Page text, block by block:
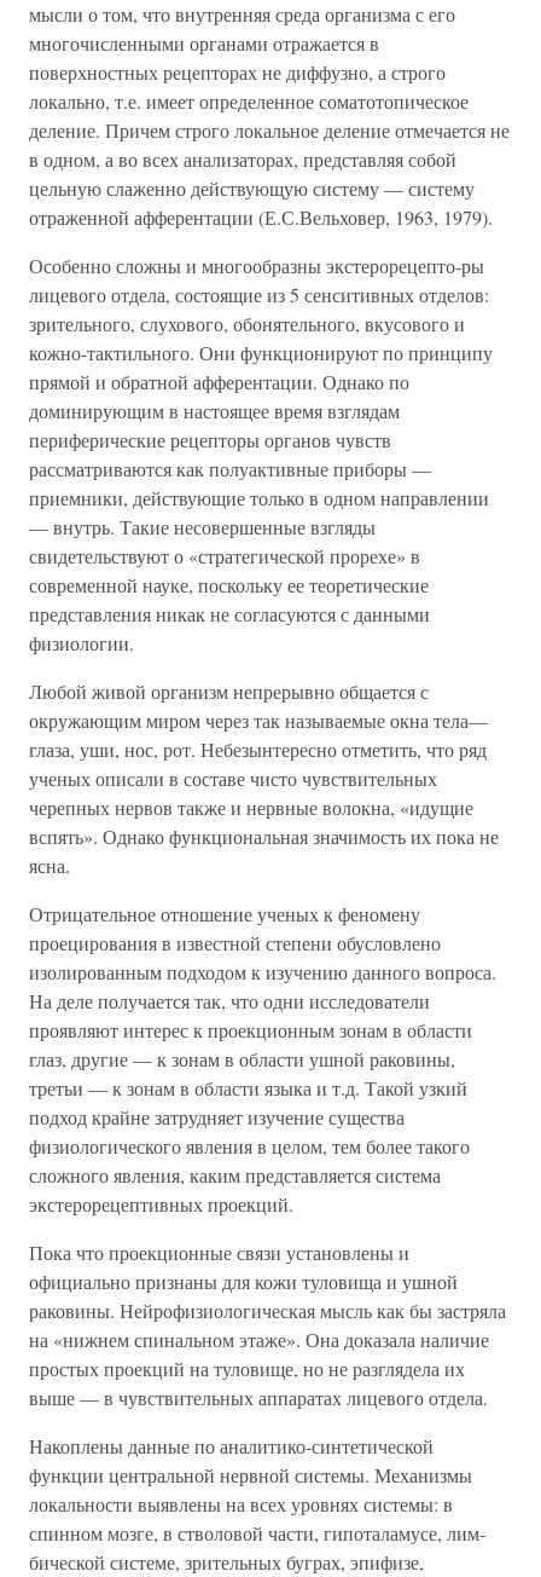
мысли о том, что внутренняя среда организма с его
многочисленными органами отражается в
поверхностных рецепторах не диффузно, а строго
локально, т.е. имеет определенное соматотопическое
деление. Причем строго локальное деление отмечается не
в одном, а во всех анализаторах, представляя собой
цельную слаженно действующую систему — систему
отраженной афферентации (Е.С.Вельховер, 1963, 1979).
Особенно сложны и многообразны экстерорецепто-ры
лицевого отдела, состоящие из 5 сенситивных отделов:
зрительного, слухового, обонятельного, вкусового и
кожно-тактильного. Они функционируют по принципу
прямой и обратной афферентации. Однако по
доминирующим в настоящее время взглядам
периферические рецепторы органов чувств
рассматриваются как полуактивные приборы —
приемники, действующие только в одном направлении
— внутрь. Такие несовершенные взгляды
свидетельствуют о «стратегической прорехе» в
современной науке, поскольку ее теоретические
представления никак не согласуются с данными
физиологии.
Любой живой организм непрерывно общается с
окружающим миром через так называемые окна тела—
глаза, уши, нос, рот. Небезынтересно отметить, что ряд
ученых описали в составе чисто чувствительных
черепных нервов также и нервные волокна, «идущие
вспять». Однако функциональная значимость их пока не
ясна.
Отрицательное отношение ученых к феномену
проецирования в известной степени обусловлено
изолированным подходом к изучению данного вопроса.
На деле получается так, что одни исследователи
проявляют интерес к проекционным зонам в области
глаз, другие — к зонам в области ушной раковины,
третьи — к зонам в области языка и т.д. Такой узкий
подход крайне затрудняет изучение существа
физиологического явления в целом, тем более такого
сложного явления, каким представляется система
экстерорецептивных проекций.
Пока что проекционные связи установлены и
официально признаны для кожи туловища и ушной
раковины. Нейрофизиологическая мысль как бы застряла
на «нижнем спинальном этаже». Она доказала наличие
простых проекций на туловище, но не разглядела их
выше — в чувствительных аппаратах лицевого отдела.
Накоплены данные по аналитико-синтетической
функции центральной нервной системы. Механизмы
локальности выявлены на всех уровнях системы: в
спинном мозге, в стволовой части, гипоталамусе, лим-
бической системе, зрительных буграх, эпифизе,